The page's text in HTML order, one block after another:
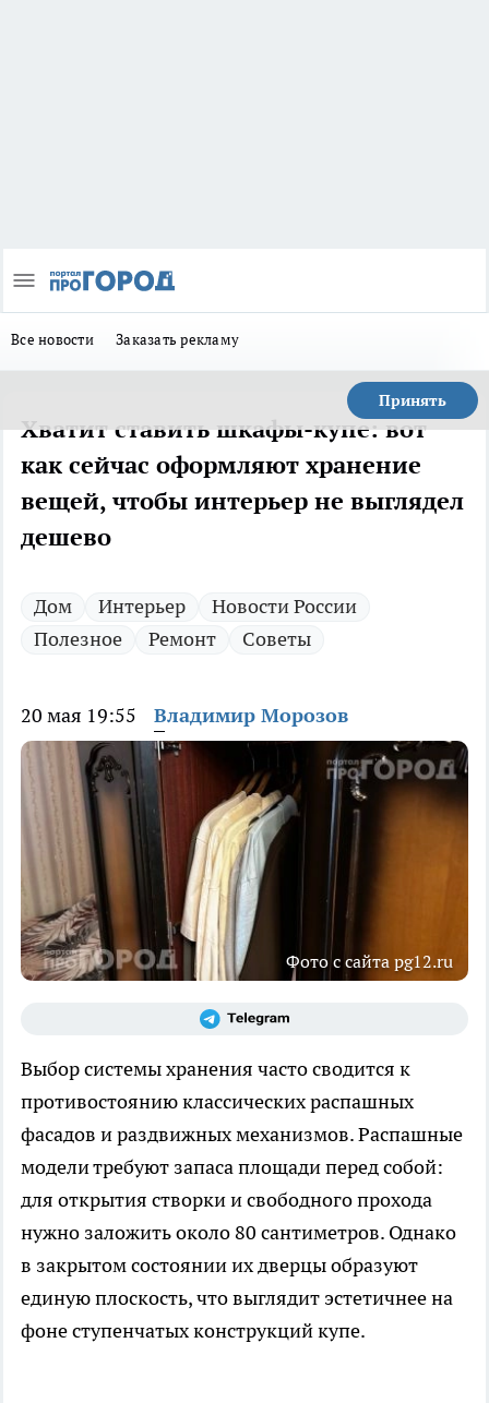
Все новости Заказать рекламу
Принять
Хватит ставить шкафы-купе: вот
как сейчас оформляют хранение
вещей, чтобы интерьер не выглядел
дешево
Дом Интерьер
Новости России
Полезное
Ремонт Советы
20 мая 19:55 Владимир Морозов
Фото с сайта pg12.ru
Выбор системы хранения часто сводится к
противостоянию классических распашных
фасадов и раздвижных механизмов. Распашные
модели требуют запаса площади перед собой:
для открытия створки и свободного прохода
нужно заложить около 80 сантиметров. Однако
в закрытом состоянии их дверцы образуют
единую плоскость, что выглядит эстетичнее на
фоне ступенчатых конструкций купе.